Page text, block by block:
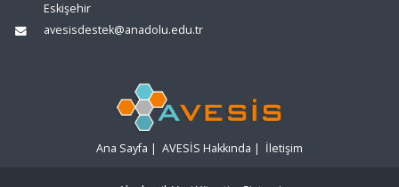
Eskişehir
avesisdestek@anadolu.edu.tr
Ana Sayfa | AVESİS Hakkında | İletişim